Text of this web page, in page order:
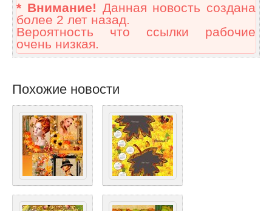
* Внимание! Данная новость создана
более 2 лет назад.
Вероятность что ссылки рабочие
очень низкая.
Похожие новости